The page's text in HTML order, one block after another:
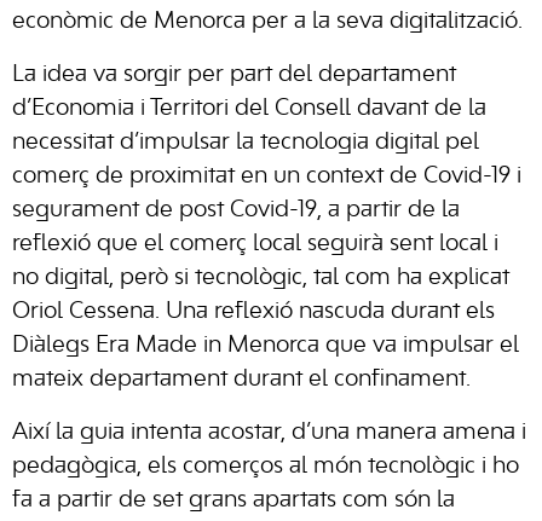
econòmic de Menorca per a la seva digitalització.
La idea va sorgir per part del departament
d’Economia i Territori del Consell davant de la
necessitat d’impulsar la tecnologia digital pel
comerç de proximitat en un context de Covid-19 i
segurament de post Covid-19, a partir de la
reflexió que el comerç local seguirà sent local i
no digital, però si tecnològic, tal com ha explicat
Oriol Cessena. Una reflexió nascuda durant els
Diàlegs Era Made in Menorca que va impulsar el
mateix departament durant el confinament.
Així la guia intenta acostar, d’una manera amena i
pedagògica, els comerços al món tecnològic i ho
fa a partir de set grans apartats com són la